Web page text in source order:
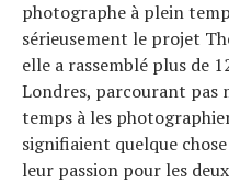
photographe à plein
sérieusement le projet
elle a rassemblé plus de
Londres, parcourant pas
temps à les
signifiaient quelque
leur passion pour les